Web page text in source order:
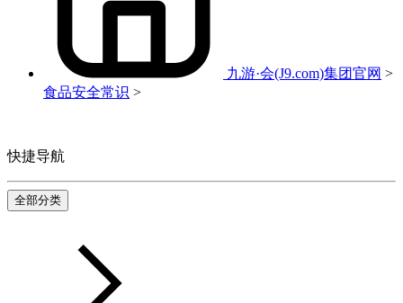
九游·会(J9.com)集团官网 >
食品安全常识 >
快捷导航
全部分类